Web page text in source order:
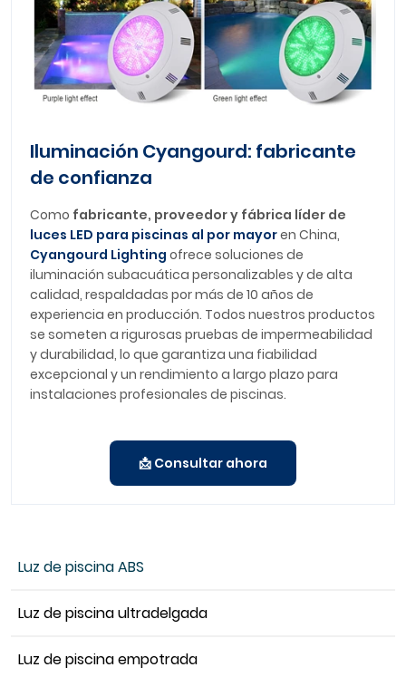
Iluminación Cyangourd: fabricante
de confianza
Como fabricante, proveedor y fábrica líder de
luces LED para piscinas al por mayoren China,
Cyangourd Lighting ofrece soluciones de
iluminación subacuática personalizables y de alta
calidad, respaldadas por más de 10 años de
experiencia en producción. Todos nuestros productos
se someten a rigurosas pruebas de impermeabilidad
y durabilidad, lo que garantiza una fiabilidad
excepcional y un rendimiento a largo plazo para
instalaciones profesionales de piscinas.
📩 Consultar ahora
Luz de piscina ABS
Luz de piscina ultradelgada
Luz de piscina empotrada